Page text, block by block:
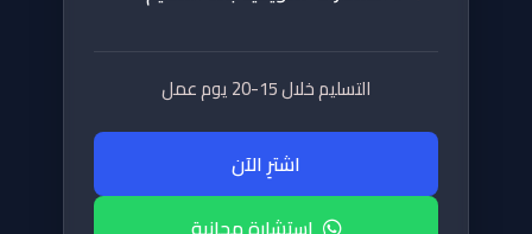
التسليم خلال 15-20 يوم عمل
اشترِ الآن